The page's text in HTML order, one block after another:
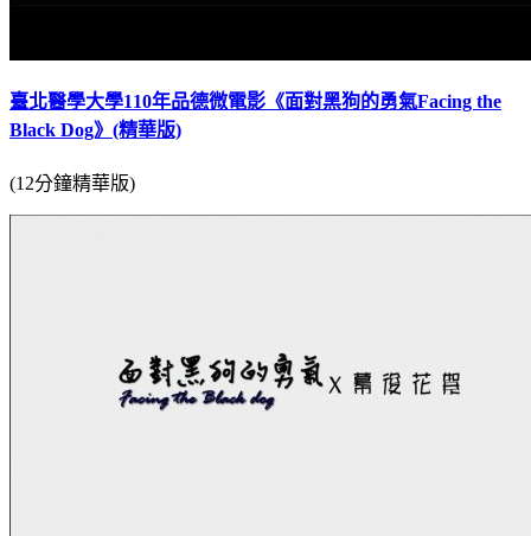
臺北醫學大學110年品德微電影《面對黑狗的勇氣Facing the
Black Dog》(精華版)
(12分鐘精華版)